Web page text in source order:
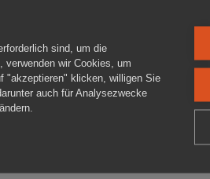
sind, um die
verwenden wir Cookies, um
"akzeptieren" klicken, willigen Sie
auch für Analysezwecke